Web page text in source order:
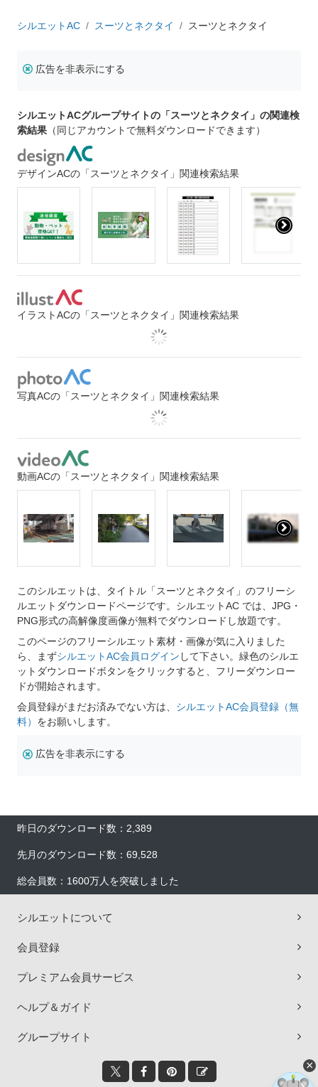
シルエットAC スーツとネクタイ スーツとネクタイ
広告を非表示にする
シルエットACグループサイトの「スーツとネクタイ」の関連検
索結果 （同じアカウントで無料ダウンロードできます）
デザインACの「スーツとネクタイ」関連検索結果
イラストACの「スーツとネクタイ」関連検索結果
写真ACの「スーツとネクタイ」関連検索結果
動画ACの「スーツとネクタイ」関連検索結果
このシルエットは、タイトル「スーツとネクタイ」のフリーシ
ルエットダウンロードページです。シルエットAC では、JPG・
PNG形式の高解像度画像が無料でダウンロードし放題です。
このページのフリーシルエット素材・画像が気に入りました
ら、まずシルエットAC会員ログイン して下さい。緑色のシルエ
ットダウンロードボタンをクリックすると、フリーダウンロー
ドが開始されます。
会員登録がまだお済みでない方は、 シルエットAC会員登録（無
料） をお願いします。
広告を非表示にする
昨日のダウンロード数：2,389
先月のダウンロード数：69,528
総会員数：1600万人を突破しました
シルエットについて
会員登録
プレミアム会員サービス
ヘルプ＆ガイド
グループサイト
×